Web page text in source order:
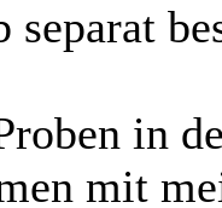
separat
in
mit